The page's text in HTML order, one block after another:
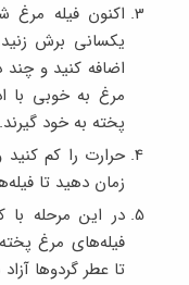
اکنون فیله مرغ
یکسانی برش
اضافه کنید و چند
مرغ به خوبی با
پخته به خود گیرند.
زمان دهید تا
در این مرحله
فیله‌های مرغ
تا عطر گردوها